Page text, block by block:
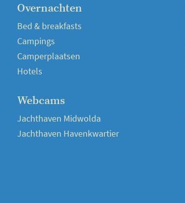
Overnachten
Bed & breakfasts
Campings
Camperplaatsen
Hotels
Webcams
Jachthaven Midwolda
Jachthaven Havenkwartier